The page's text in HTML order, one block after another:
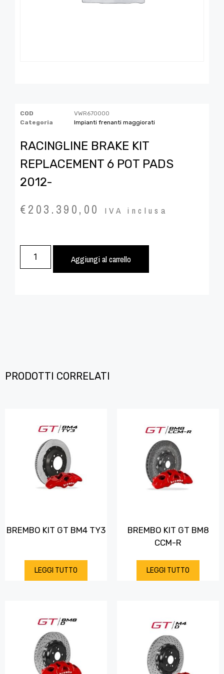
COD
VWR670000
Categoria
Impianti frenanti maggiorati
RACINGLINE BRAKE KIT
REPLACEMENT 6 POT PADS
2012-
€203.390,00 IVA inclusa
Aggiungi al carrello
PRODOTTI CORRELATI
BREMBO KIT GT BM4 TY3
LEGGI TUTTO
BREMBO KIT GT BM8
CCM-R
LEGGI TUTTO